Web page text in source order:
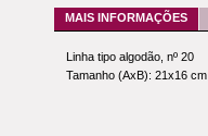
MAIS INFORMAÇÕES
Linha tipo algodão, nº 20
Tamanho (AxB): 21x16 cm